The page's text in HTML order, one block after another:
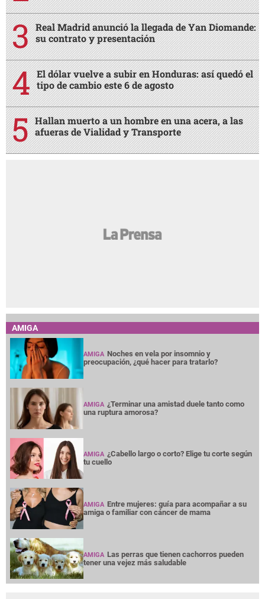
Real Madrid anunció la llegada de Yan Diomande:
su contrato y presentación
El dólar vuelve a subir en Honduras: así quedó el
tipo de cambio este 6 de agosto
Hallan muerto a un hombre en una acera, a las
afueras de Vialidad y Transporte
AMIGA
AMIGA Noches en vela por insomnio y
preocupación, ¿qué hacer para tratarlo?
AMIGA ¿Terminar una amistad duele tanto como
una ruptura amorosa?
AMIGA ¿Cabello largo o corto? Elige tu corte según
tu cuello
AMIGA Entre mujeres: guía para acompañar a su
amiga o familiar con cáncer de mama
AMIGA Las perras que tienen cachorros pueden
tener una vejez más saludable